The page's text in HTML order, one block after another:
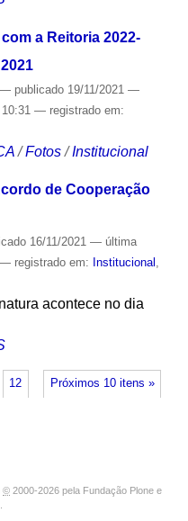
a Reitoria 2022-
— publicado19/11/2021 —
— registrado em:
/Fotos /Institucional
de Cooperação
16/11/2021 — última
— registrado em: Institucional ,
acontece no dia
Próximos 10 itens »
12
© 2000-2026 pela Fundação Plone e